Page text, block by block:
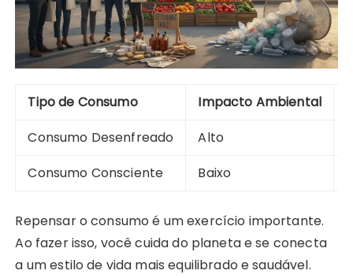
Tipo de Consumo Impacto Ambiental
Consumo Desenfreado
Alto
Consumo Consciente
Baixo
Repensar o consumo é um exercício importante.
Ao fazer isso, você cuida do planeta e se conecta
a um estilo de vida mais equilibrado e saudável.